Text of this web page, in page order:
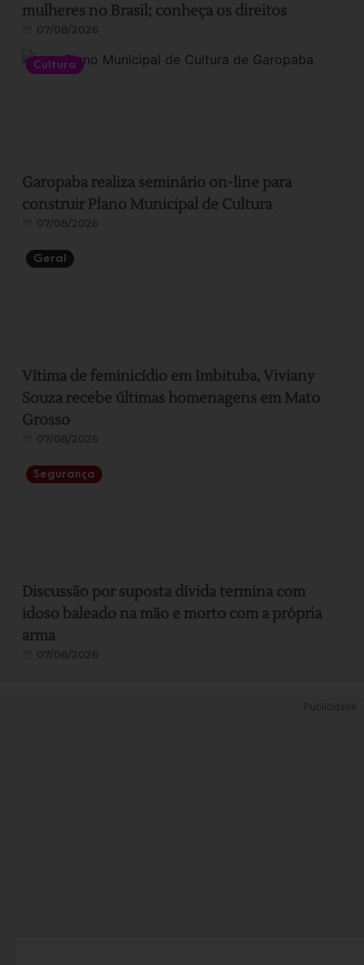
mulheres no Brasil; conheça os direitos
07/08/2026
Cultura
Garopaba realiza seminário on-line para
construir Plano Municipal de Cultura
07/08/2026
Geral
Vítima de feminicídio em Imbituba, Viviany
Souza recebe últimas homenagens em Mato
Grosso
07/08/2026
Segurança
Discussão por suposta dívida termina com
idoso baleado na mão e morto com a própria
arma
07/08/2026
Publicidade